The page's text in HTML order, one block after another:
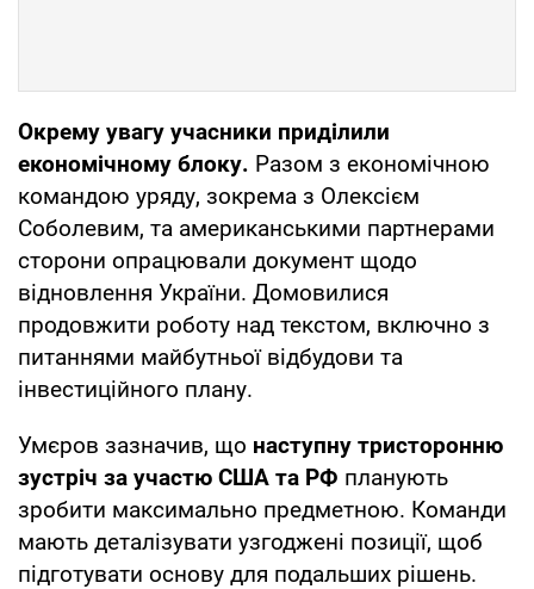
Окрему увагу учасники приділили
економічному блоку. Разом з економічною
командою уряду, зокрема з Олексієм
Соболевим, та американськими партнерами
сторони опрацювали документ щодо
відновлення України. Домовилися
продовжити роботу над текстом, включно з
питаннями майбутньої відбудови та
інвестиційного плану.
Умєров зазначив, що наступну тристоронню
зустріч за участю США та РФ планують
зробити максимально предметною. Команди
мають деталізувати узгоджені позиції, щоб
підготувати основу для подальших рішень.